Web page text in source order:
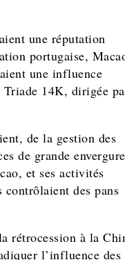
une réputation
portugaise,
une influence
Triade 14K, dirigée
de la gestion des
de grande
et ses activités
contrôlaient des pans
rétrocession à la
l’influence des